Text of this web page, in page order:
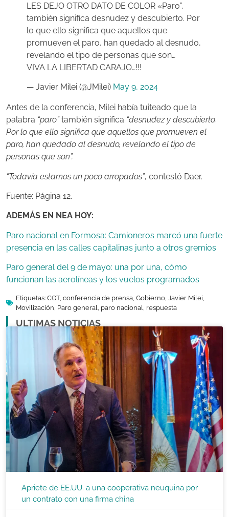
LES DEJO OTRO DATO DE COLOR «Paro”,
también significa desnudez y descubierto. Por
lo que ello significa que aquellos que
promueven el paro, han quedado al desnudo,
revelando el tipo de personas que son…
VIVA LA LIBERTAD CARAJO…!!!
— Javier Milei (@JMilei) May 9, 2024
Antes de la conferencia, Milei había tuiteado que la
palabra “paro”también significa “desnudez y descubierto.
Por lo que ello significa que aquellos que promueven el
paro, han quedado al desnudo, revelando el tipo de
personas que son”.
“Todavía estamos un poco arropados”, contestó Daer.
Fuente: Página 12.
ADEMÁS EN NEA HOY:
Paro nacional en Formosa: Camioneros marcó una fuerte
presencia en las calles capitalinas junto a otros gremios
Paro general del 9 de mayo: una por una, cómo
funcionan las aerolíneas y los vuelos programados
Etiquetas: CGT, conferencia de prensa, Gobierno, Javier Milei,
Movilización, Paro general, paro nacional, respuesta
ULTIMAS NOTICIAS
Apriete de EE.UU. a una cooperativa neuquina por
un contrato con una firma china